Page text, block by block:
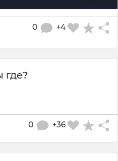
+4
0
где?
+36
0